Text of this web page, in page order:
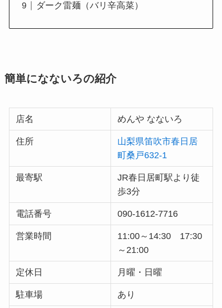
ダーク雷麺（バリ辛高菜）
簡単になないろの紹介
店名 めんや なないろ
住所
山梨県笛吹市春日居
町桑戸632-1
最寄駅
JR春日居町駅より徒
歩3分
電話番号 090-1612-7716
営業時間
11:00～14:30 17:30
～21:00
定休日 月曜・日曜
駐車場 あり